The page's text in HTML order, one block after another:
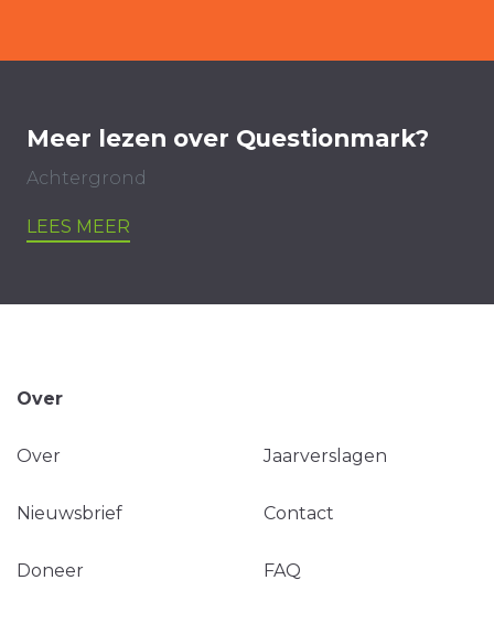
Meer lezen over Questionmark?
Achtergrond
LEES MEER
Over
Over Jaarverslagen
Nieuwsbrief Contact
Doneer FAQ